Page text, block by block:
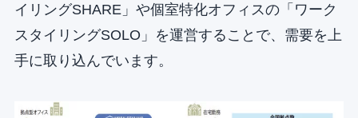
イリングSHARE」や個室特化オフィスの「ワーク
スタイリングSOLO」を運営することで、需要を上
手に取り込んでいます。